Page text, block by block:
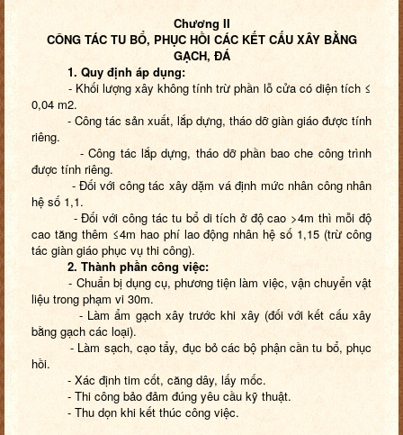
Chương II
CÔNG TÁC TU BỔ, PHỤC HỒI CÁC KẾT CẤU XÂY BẰNG
GẠCH, ĐÁ
1. Quy định áp dụng:
- Khối lượng xây không tính trừ phần lỗ cửa có diện tích ≤
0,04 m2.
- Công tác sản xuất, lắp dựng, tháo dỡ giàn giáo được tính
riêng.
- Công tác lắp dựng, tháo dỡ phần bao che công trình
được tính riêng.
- Đối với công tác xây dặm vá định mức nhân công nhân
hệ số 1,1.
- Đối với công tác tu bổ di tích ở độ cao >4m thì mỗi độ
cao tăng thêm ≤4m hao phí lao động nhân hệ số 1,15 (trừ công
tác giàn giáo phục vụ thi công).
2. Thành phần công việc:
- Chuẩn bị dụng cụ, phương tiện làm việc, vận chuyển vật
liệu trong phạm vi 30m.
- Làm ẩm gạch xây trước khi xây (đối với kết cấu xây
bằng gạch các loại).
- Làm sạch, cạo tẩy, đục bỏ các bộ phận cần tu bổ, phục
hồi.
- Xác định tim cốt, căng dây, lấy mốc.
- Thi công bảo đảm đúng yêu cầu kỹ thuật.
- Thu dọn khi kết thúc công việc.